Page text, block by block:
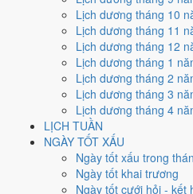
Lịch dương tháng 10
Lịch dương tháng 11
Lịch dương tháng 12
Lịch dương tháng 1
Lịch dương tháng 2
Lịch dương tháng 3
Lịch dương tháng 4
LỊCH TUẦN
NGÀY TỐT XẤU
Ngày tốt xấu trong
Ngày tốt khai trương
Ngày tốt cưới hỏi - kết
(Canh Thân)
Ngày 15/6/2026 dương lịch (Thứ
Canh Thân- Cùng hành, Trực
Lựu Mộc. Tổng hòa, đây làNgày Đại
cho các việc quan trọng. Giờ Hoàng
Tỵ, Mùi, Tuất
Ngày Dương